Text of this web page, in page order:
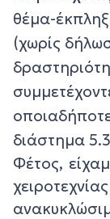
θέμα-
(χωρίς
διάστημα
Φέτος,